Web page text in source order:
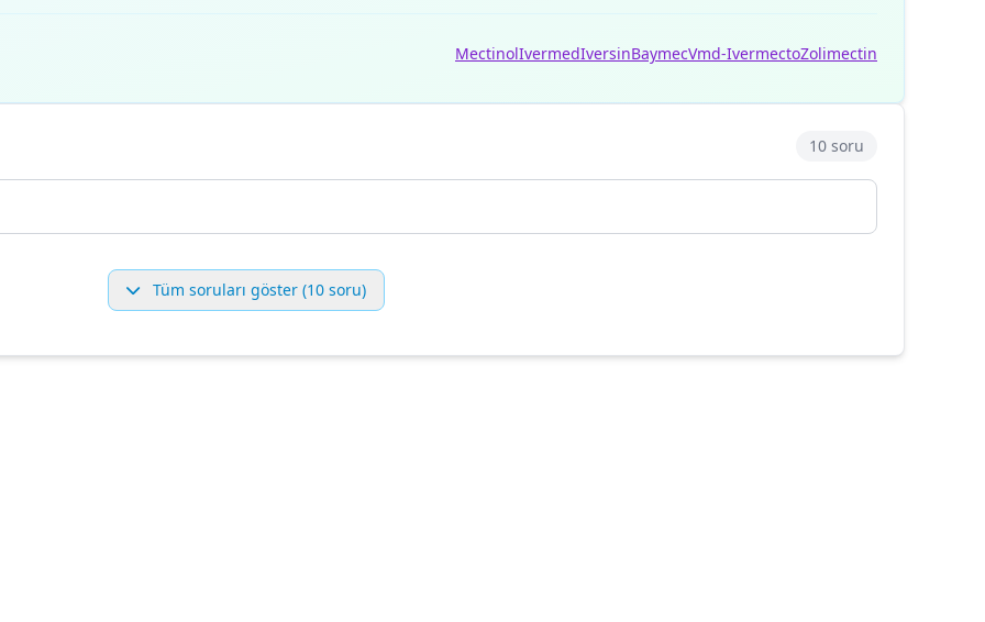
MectinolIvermedIversinBaymecVmd-IvermectoZolimectin
10 soru
Tüm soruları göster (10 soru)